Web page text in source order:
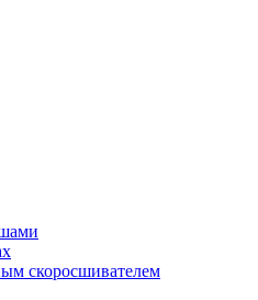
скоросшивателем